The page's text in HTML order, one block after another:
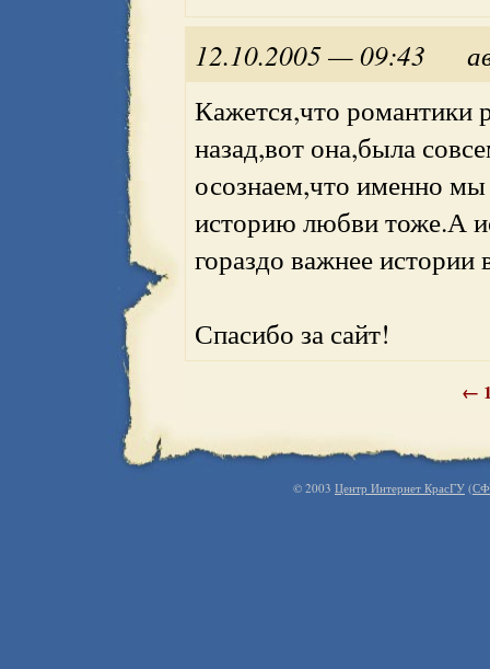
12.10.2005 — 09:43
Кажется,что романтики
назад,вот она,была
осознаем,что именно
историю любви тоже.А
гораздо важнее истории
Спасибо за сайт!
←
© 2003 Центр Интернет КрасГУ (